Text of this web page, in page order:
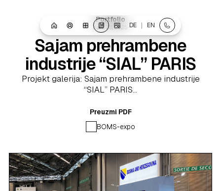
DE | EN
Portfolio
April 28, 2025
Sajam prehrambene
industrije “SIAL” PARIS
Projekt galerija: Sajam prehrambene industrije
“SIAL” PARIS...
Preuzmi PDF
BOMS-expo